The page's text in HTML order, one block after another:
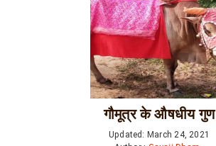
गौमूत्र के औषधीय गुण
Updated: March 24, 2021